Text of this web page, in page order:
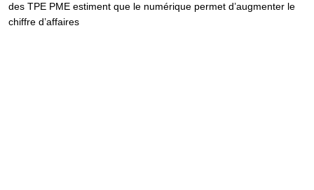
des TPE PME estiment que le numérique permet d’augmenter le
chiffre d’affaires